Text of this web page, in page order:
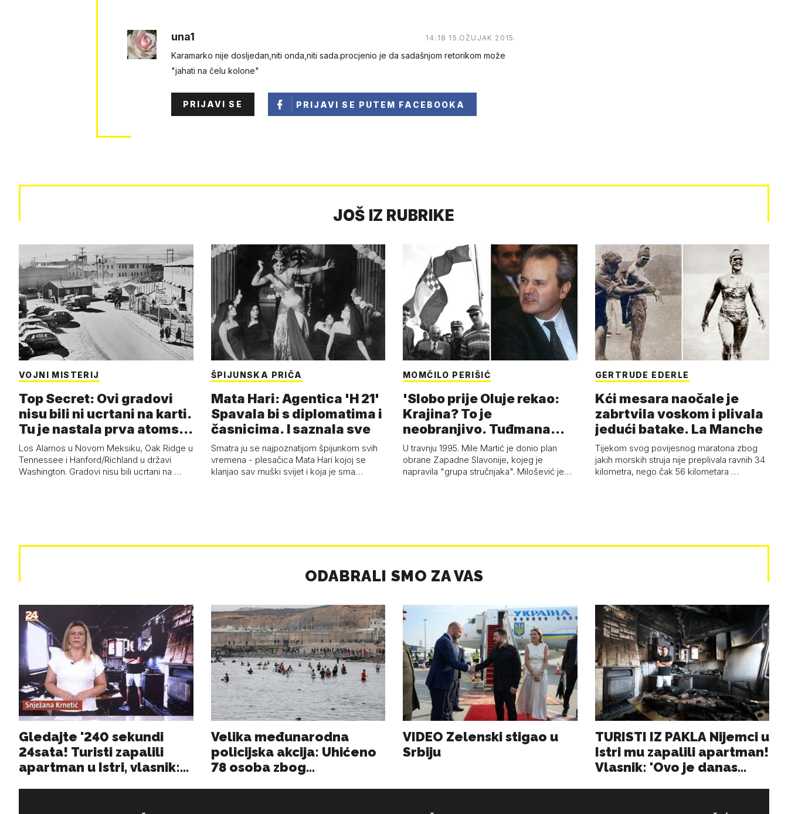
una1 14:18 15.OŽUJAK 2015.
Karamarko nije dosljedan,niti onda,niti sada.procjenio je da sadašnjom retorikom može
"jahati na čelu kolone"
PRIJAVI SE PRIJAVI SE PUTEM FACEBOOKA
JOŠ IZ RUBRIKE
VOJNI MISTERIJ
Top Secret: Ovi gradovi
nisu bili ni ucrtani na karti.
Tu je nastala prva atoms…
Los Alamos u Novom Meksiku, Oak Ridge u
Tennessee i Hanford/Richland u državi
Washington. Gradovi nisu bili ucrtani na …
ŠPIJUNSKA PRIČA
Mata Hari: Agentica 'H 21'
Spavala bi s diplomatima i
časnicima. I saznala sve
Smatra ju se najpoznatijom špijunkom svih
vremena - plesačica Mata Hari kojoj se
klanjao sav muški svijet i koja je sma…
MOMČILO PERIŠIĆ
'Slobo prije Oluje rekao:
Krajina? To je
neobranjivo. Tuđmana
zvao Krivousti'
U travnju 1995. Mile Martić je donio plan
obrane Zapadne Slavonije, kojeg je
napravila "grupa stručnjaka". Milošević je…
GERTRUDE EDERLE
Kći mesara naočale je
zabrtvila voskom i plivala
jedući batake. La Manche
Tijekom svog povijesnog maratona zbog
jakih morskih struja nije preplivala ravnih 34
kilometra, nego čak 56 kilometara …